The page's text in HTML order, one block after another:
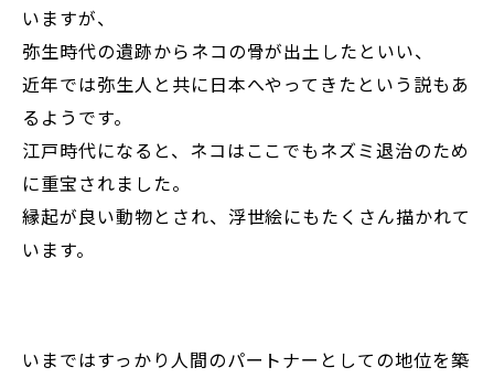
いますが、
弥生時代の遺跡からネコの骨が出土したといい、
近年では弥生人と共に日本へやってきたという説もあ
るようです。
江戸時代になると、ネコはここでもネズミ退治のため
に重宝されました。
縁起が良い動物とされ、浮世絵にもたくさん描かれて
います。
いまではすっかり人間のパートナーとしての地位を築